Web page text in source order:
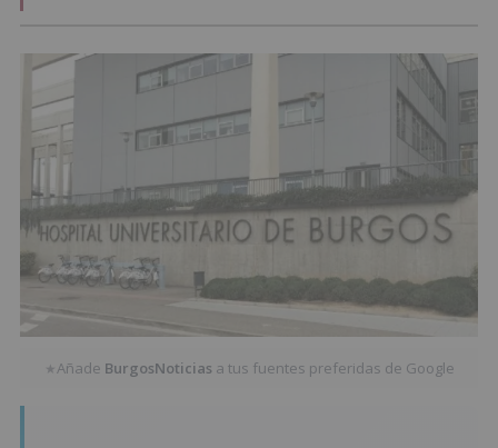
★Añade BurgosNoticias a tus fuentes preferidas de Google